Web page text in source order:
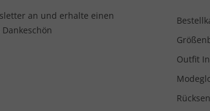
an und erhalte einen
Outfit